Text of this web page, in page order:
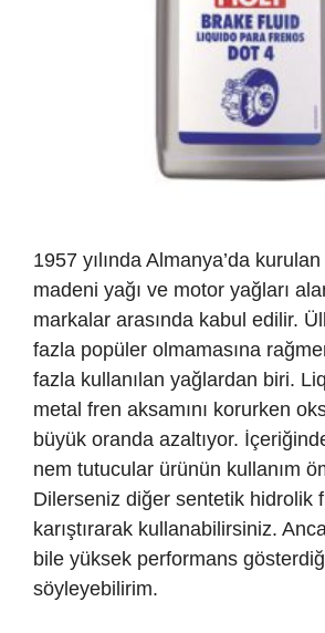
1957 yılında Almanya’da
madeni yağı ve motor yağları
markalar arasında kabul edilir.
fazla popüler olmamasına
fazla kullanılan yağlardan biri.
metal fren aksamını korurken
büyük oranda azaltıyor.
nem tutucular ürünün kullanım
Dilerseniz diğer sentetik hidrolik
karıştırarak kullanabilirsiniz.
bile yüksek performans
söyleyebilirim.